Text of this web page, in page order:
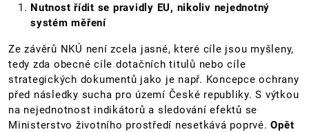
Nutnost řídit se pravidly EU, nikoliv nejednotný
systém měření
Ze závěrů NKÚ není zcela jasné, které cíle jsou myšleny,
tedy zda obecné cíle dotačních titulů nebo cíle
strategických dokumentů jako je např. Koncepce ochrany
před následky sucha pro území České republiky. S výtkou
na nejednotnost indikátorů a sledování efektů se
Ministerstvo životního prostředí nesetkává poprvé.Opět